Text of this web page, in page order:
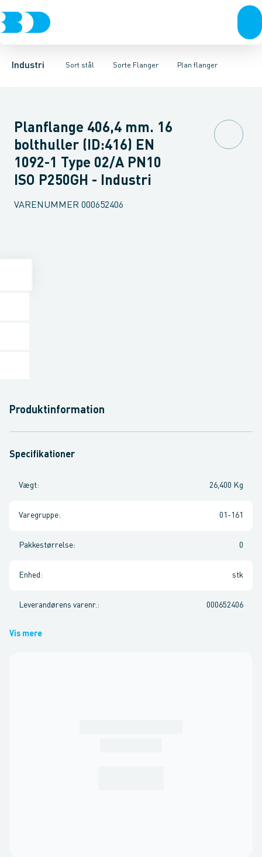
Industri Sort stål
VentilerRustfrit stål Sort stålGalvaniseret stålPlast
Sorte Flanger
Sorte rør Sorte gevindfittingsSorte svejse fittingsSorte
Plan flanger
GevindflangerPlan flangerSvejseflanger m. kraveFlanger
Planflange 406,4 mm. 16
bolthuller (ID:416) EN
1092-1 Type 02/A PN10
ISO P250GH - Industri
VARENUMMER 000652406
Produktinformation
Specifikationer
Vægt: 26,400 Kg
Varegruppe: 01-161
Pakkestørrelse: 0
Enhed : stk
Leverandørens varenr. : 000652406
Vis mere